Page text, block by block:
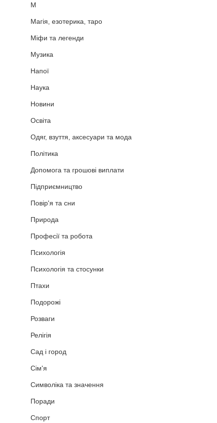
М
Магія, езотерика, таро
Міфи та легенди
Музика
Напої
Наука
Новини
Освіта
Одяг, взуття, аксесуари та мода
Політика
Допомога та грошові виплати
Підприємництво
Повір'я та сни
Природа
Професії та робота
Психологія
Психологія та стосунки
Птахи
Подорожі
Розваги
Релігія
Сад і город
Сім'я
Символіка та значення
Поради
Спорт